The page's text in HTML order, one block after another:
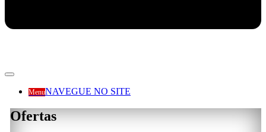
MenuNAVEGUE NO SITE
Ofertas